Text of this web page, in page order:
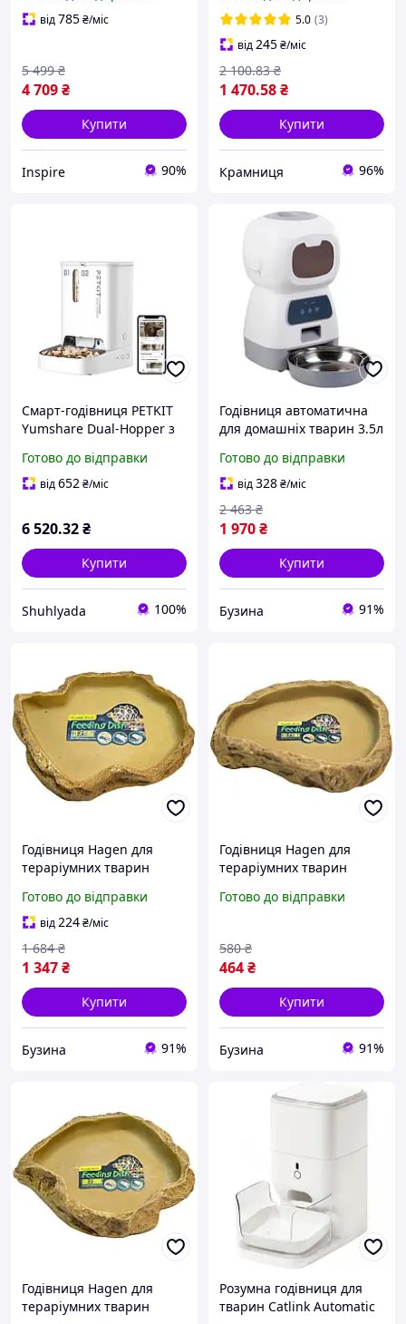
від785₴/міс
4 709₴
5 499 ₴
Купити
Inspire 90%
для тварин /
Автогодівниця
5.0 (3)
від245₴/міс
1 470.58₴
2 100.83 ₴
Купити
Крамниця 96%
Смарт-годівниця PETKIT
Yumshare Dual-Hopper з
Готово до відправки
від652₴/міс
6 520.32₴
Купити
Shuhlyada 100%
Годівниця автоматична
для домашніх тварин 3.5л
buzyna
Готово до відправки
від328₴/міс
1 970₴
2 463 ₴
Купити
Бузина 91%
Годівниця Hagen для
тераріумних тварин
21см buzyna
Готово до відправки
від224₴/міс
1 347₴
1 684 ₴
Купити
Бузина 91%
Годівниця Hagen для
тераріумних тварин
9см buzyna
Готово до відправки
464₴
580 ₴
Купити
Бузина 91%
Годівниця Hagen для
тераріумних тварин
Розумна годівниця для
тварин Catlink Automatic